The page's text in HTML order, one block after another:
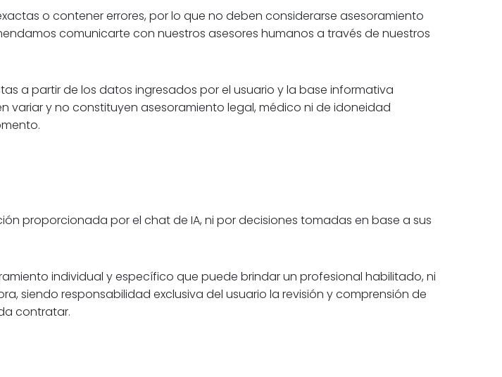
o contener errores, por lo que no deben considerarse asesoramiento
comunicarte con nuestros asesores humanos a través de nuestros
a partir de los datos ingresados por el usuario y la base informativa
variar y no constituyen asesoramiento legal, médico ni de idoneidad
proporcionada por el chat de IA, ni por decisiones tomadas en base a sus
individual y específico que puede brindar un profesional habilitado, ni
siendo responsabilidad exclusiva del usuario la revisión y comprensión de
contratar.